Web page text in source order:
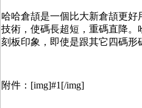
哈哈倉頡是一個比大新倉頡更
技術，使碼長超短，重碼直降
刻板印象，即使是跟其它四碼形
附件：[img]#1[/img]